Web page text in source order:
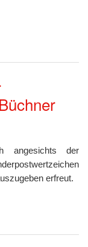
angesichts der
erfreut.